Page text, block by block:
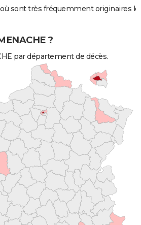
sont très fréquemment originaires
?
par département de décès.